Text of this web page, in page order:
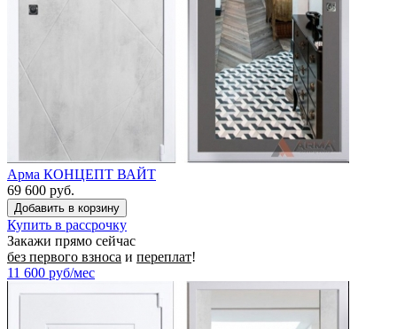
Арма КОНЦЕПТ ВАЙТ
69 600 руб.
Купить в рассрочку
Закажи прямо сейчас
без первого взноса и переплат!
11 600 руб/мес